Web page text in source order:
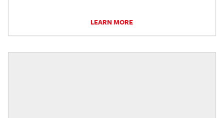
LEARN MORE